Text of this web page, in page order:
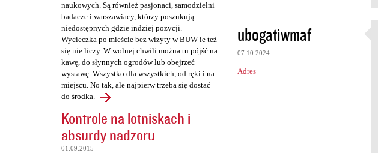
naukowych. Są również pasjonaci, samodzielni
badacze i warszawiacy, którzy poszukują
niedostępnych gdzie indziej pozycji.
Wycieczka po mieście bez wizyty w BUW-ie też
się nie liczy. W wolnej chwili można tu pójść na
kawę, do słynnych ogrodów lub obejrzeć
wystawę. Wszystko dla wszystkich, od ręki i na
miejscu. No tak, ale najpierw trzeba się dostać
do środka.
Kontrole na lotniskach i
absurdy nadzoru
01.09.2015
ubogatiwmaf
07.10.2024
Adres